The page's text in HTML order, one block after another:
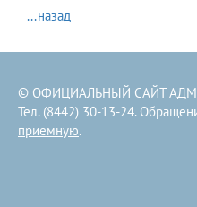
...назад
© ОФИЦИАЛЬНЫЙ САЙТ
Тел. (8442) 30-13-24.
приемную.